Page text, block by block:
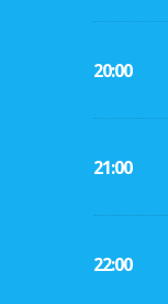
20:00
21:00
22:00